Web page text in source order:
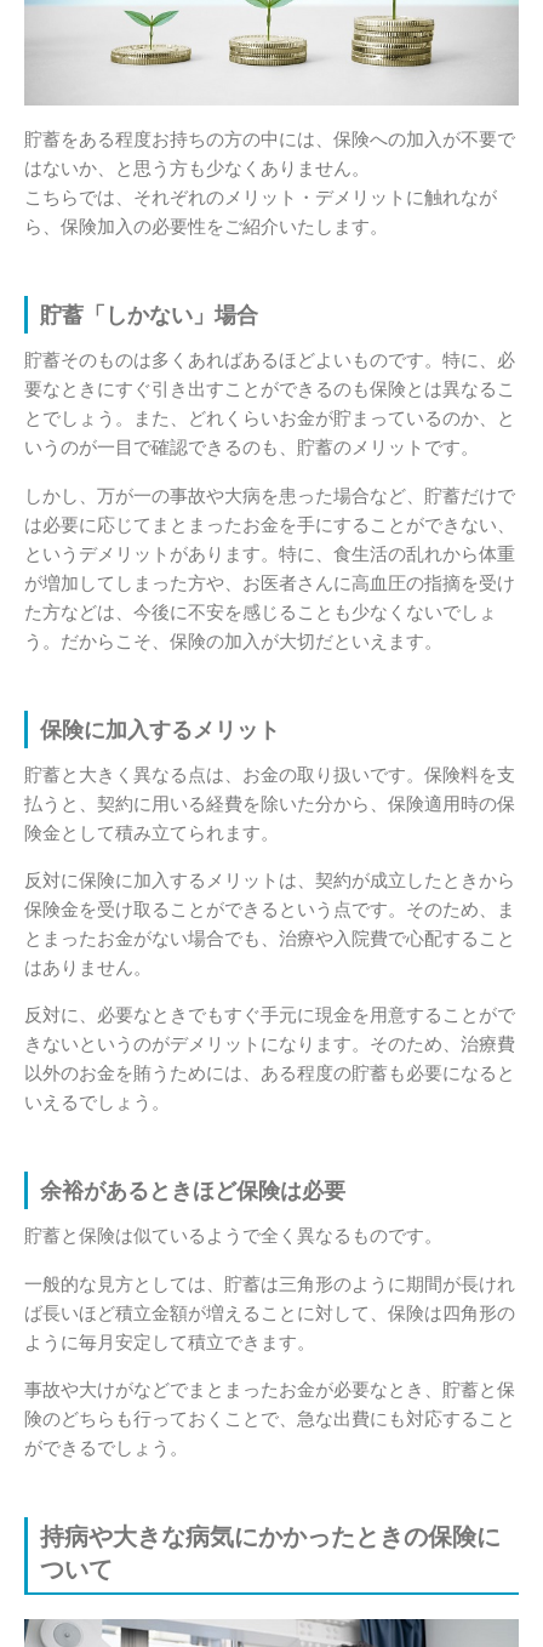
貯蓄をある程度お持ちの方の中には、保険への加入が不要で
はないか、と思う方も少なくありません。
こちらでは、それぞれのメリット・デメリットに触れなが
ら、保険加入の必要性をご紹介いたします。
貯蓄「しかない」場合
貯蓄そのものは多くあればあるほどよいものです。特に、必
要なときにすぐ引き出すことができるのも保険とは異なるこ
とでしょう。また、どれくらいお金が貯まっているのか、と
いうのが一目で確認できるのも、貯蓄のメリットです。
しかし、万が一の事故や大病を患った場合など、貯蓄だけで
は必要に応じてまとまったお金を手にすることができない、
というデメリットがあります。特に、食生活の乱れから体重
が増加してしまった方や、お医者さんに高血圧の指摘を受け
た方などは、今後に不安を感じることも少なくないでしょ
う。だからこそ、保険の加入が大切だといえます。
保険に加入するメリット
貯蓄と大きく異なる点は、お金の取り扱いです。保険料を支
払うと、契約に用いる経費を除いた分から、保険適用時の保
険金として積み立てられます。
反対に保険に加入するメリットは、契約が成立したときから
保険金を受け取ることができるという点です。そのため、ま
とまったお金がない場合でも、治療や入院費で心配すること
はありません。
反対に、必要なときでもすぐ手元に現金を用意することがで
きないというのがデメリットになります。そのため、治療費
以外のお金を賄うためには、ある程度の貯蓄も必要になると
いえるでしょう。
余裕があるときほど保険は必要
貯蓄と保険は似ているようで全く異なるものです。
一般的な見方としては、貯蓄は三角形のように期間が長けれ
ば長いほど積立金額が増えることに対して、保険は四角形の
ように毎月安定して積立できます。
事故や大けがなどでまとまったお金が必要なとき、貯蓄と保
険のどちらも行っておくことで、急な出費にも対応すること
ができるでしょう。
持病や大きな病気にかかったときの保険に
ついて